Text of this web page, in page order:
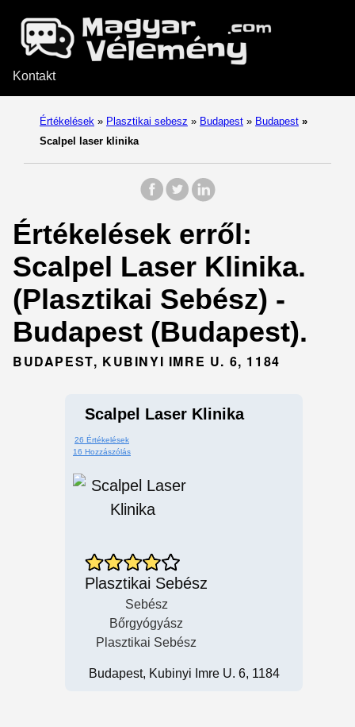
Kontakt
Értékelések » Plasztikai sebesz » Budapest » Budapest »
Scalpel laser klinika
Értékelések erről:
Scalpel Laser Klinika.
(Plasztikai Sebész) -
Budapest (Budapest).
BUDAPEST, KUBINYI IMRE U. 6, 1184
Scalpel Laser Klinika
26 Értékelések
16 Hozzászólás
Plasztikai Sebész
Sebész
Bőrgyógyász
Plasztikai Sebész
Budapest, Kubinyi Imre U. 6, 1184